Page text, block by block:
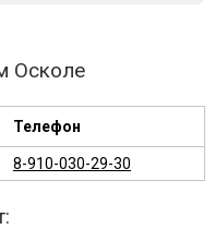
Осколе
Телефон
8-910-030-29-30